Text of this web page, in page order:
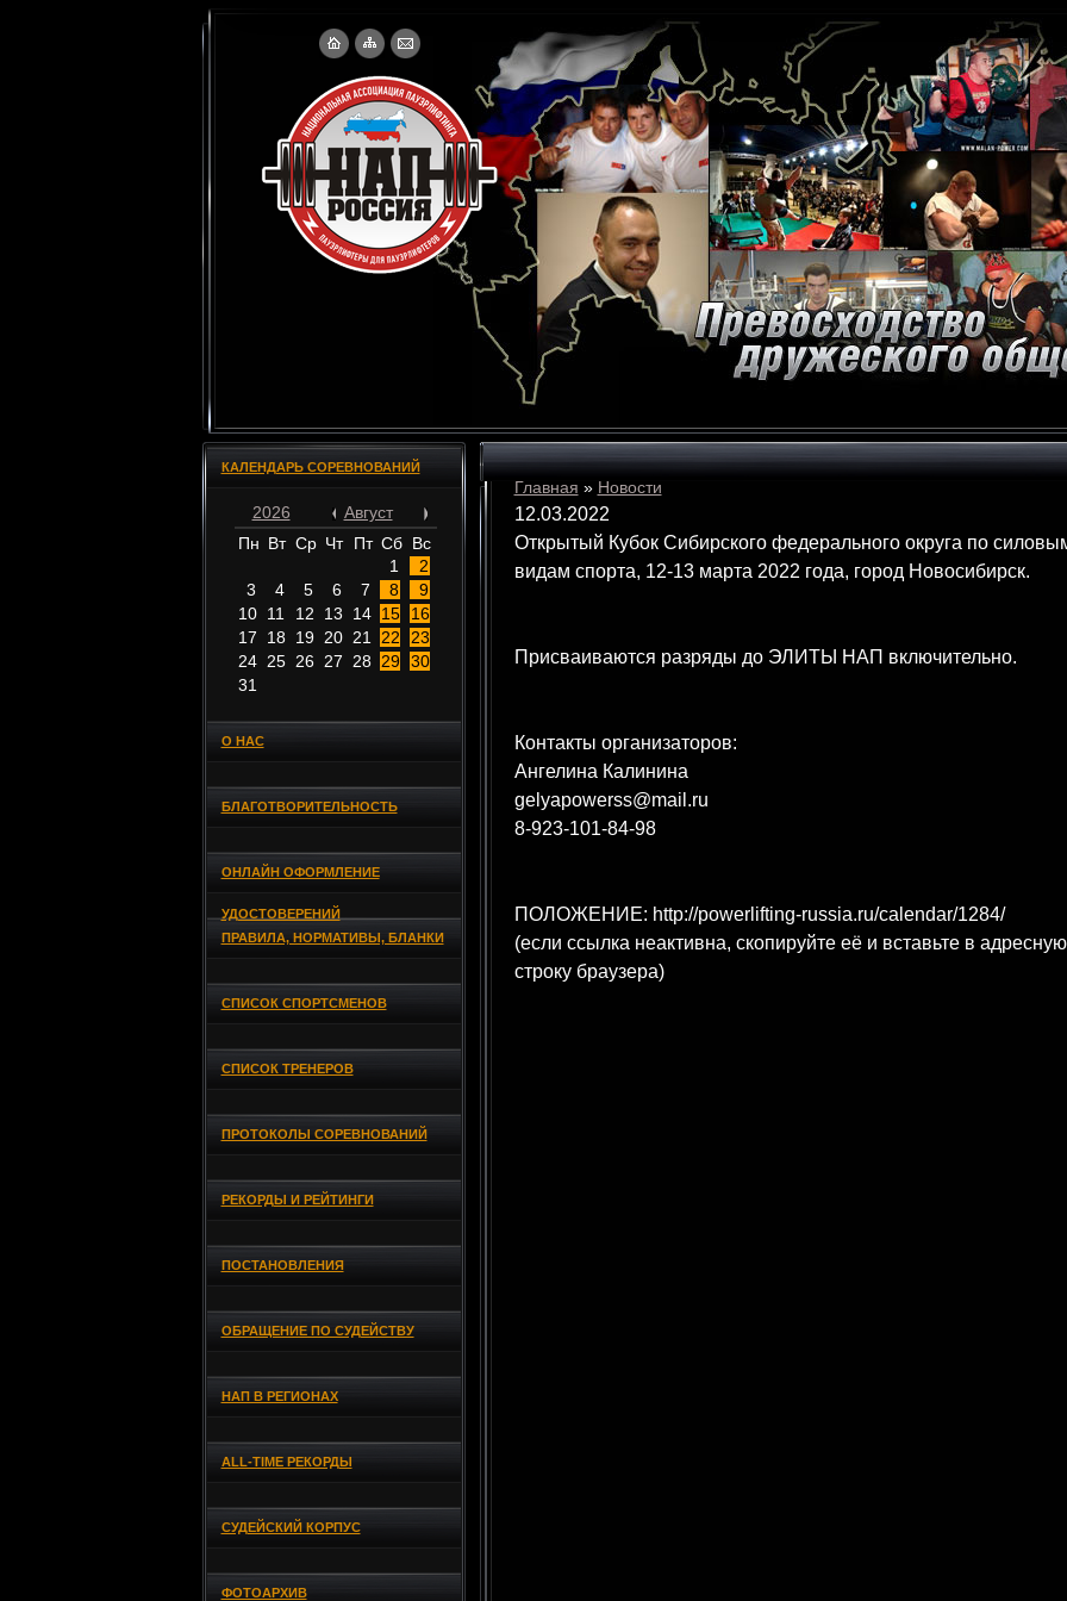
КАЛЕНДАРЬ СОРЕВНОВАНИЙ
2026
Август
Пн Вт Ср Чт Пт Сб Вс
1
2
3
4 5 6 7 8
9
10 11 12 13 14 15
16
17
18 19 20 21 22
23
24 25 26 27 28 29 30
31
О НАС
БЛАГОТВОРИТЕЛЬНОСТЬ
ОНЛАЙН ОФОРМЛЕНИЕ
УДОСТОВЕРЕНИЙ
ПРАВИЛА, НОРМАТИВЫ, БЛАНКИ
СПИСОК СПОРТСМЕНОВ
СПИСОК ТРЕНЕРОВ
ПРОТОКОЛЫ СОРЕВНОВАНИЙ
РЕКОРДЫ И РЕЙТИНГИ
ПОСТАНОВЛЕНИЯ
ОБРАЩЕНИЕ ПО СУДЕЙСТВУ
НАП В РЕГИОНАХ
ALL-TIME РЕКОРДЫ
СУДЕЙСКИЙ КОРПУС
ФОТОАРХИВ
Главная » Новости
12.03.2022
Открытый Кубок Сибирского федерального округа по
видам спорта, 12-13 марта 2022 года, город Новосибирск.
Присваиваются разряды до ЭЛИТЫ НАП включительно.
Контакты организаторов:
Ангелина Калинина
gelyapowerss@mail.ru
8-923-101-84-98
ПОЛОЖЕНИЕ: http://powerlifting-russia.ru/calendar/1284/
(если ссылка неактивна, скопируйте её и вставьте в адресную
строку браузера)